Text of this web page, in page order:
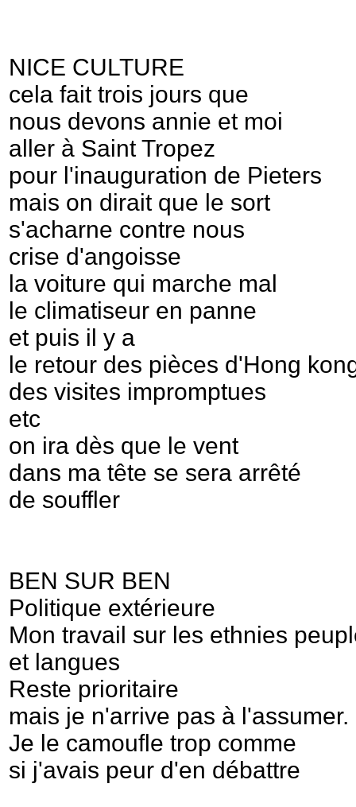
NICE CULTURE
cela fait trois jours que
nous devons annie et moi
aller à Saint Tropez
pour l'inauguration de Pieters
mais on dirait que le sort
s'acharne contre nous
crise d'angoisse
la voiture qui marche mal
le climatiseur en panne
et puis il y a
le retour des pièces d'Hong
des visites impromptues
etc
on ira dès que le vent
dans ma tête se sera arrêté
de souffler
BEN SUR BEN
Politique extérieure
Mon travail sur les ethnies
et langues
Reste prioritaire
mais je n'arrive pas à l'assumer.
Je le camoufle trop comme
si j'avais peur d'en débattre